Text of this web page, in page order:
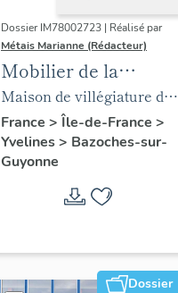
Dossier IM78002723 | Réalisé par
Métais Marianne (Rédacteur)
Mobilier de la
maison Louis Carré
Maison de villégiature dite
maison Louis Carré
France > Île-de-France >
Yvelines> Bazoches-sur-
Guyonne
Dossier